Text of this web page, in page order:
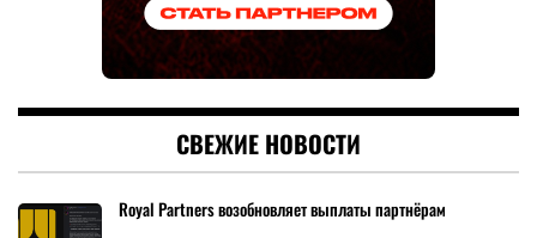
СВЕЖИЕ НОВОСТИ
Royal Partners возобновляет выплаты партнёрам